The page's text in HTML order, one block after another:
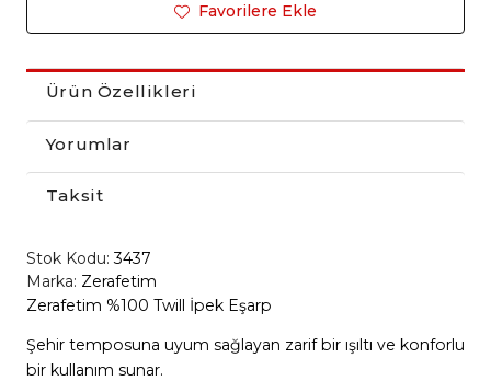
Favorilere Ekle
Ürün Özellikleri
Yorumlar
Taksit
Stok Kodu:3437
Marka: Zerafetim
Zerafetim %100 Twill İpek Eşarp
Şehir temposuna uyum sağlayan zarif bir ışıltı ve konforlu
bir kullanım sunar.